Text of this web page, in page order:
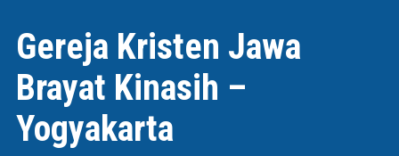
Gereja Kristen Jawa
Brayat Kinasih –
Yogyakarta